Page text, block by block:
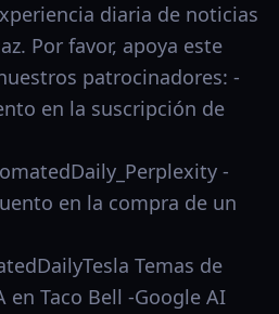
diaria de noticias
Por favor, apoya este
patrocinadores: -
en la suscripción de
-
en la compra de un
Temas de
en Taco Bell -Google AI